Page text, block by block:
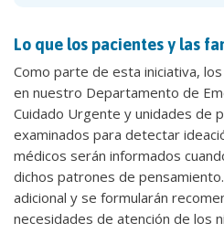
Lo que los pacientes y las
Como parte de esta iniciativa,
en nuestro Departamento de
Cuidado Urgente y unidades de
examinados para detectar
médicos serán informados
dichos patrones de
adicional y se formularán
necesidades de atención de los